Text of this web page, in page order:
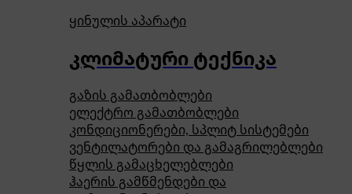
ყინულის აპარატი
კლიმატური ტექნიკა
გაზის გამათბობლები
ელექტრო გამათბობლები
კონდიციონერები, სპლიტ სისტემები
ვენტილატორები და გამაგრილებლები
წყლის გამაცხელებლები
ჰაერის გამწმენდები და